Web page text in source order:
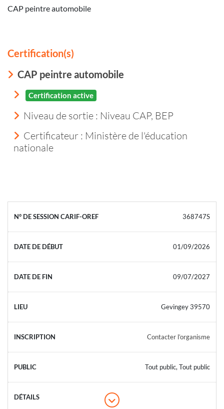
CAP peintre automobile
Certification(s)
CAP peintre automobile
Certification active
Niveau de sortie : Niveau CAP, BEP
Certificateur : Ministère de l'éducation
nationale
368747S
01/09/2026
09/07/2027
Gevingey 39570
Contacter l’organisme
Tout public, Tout public